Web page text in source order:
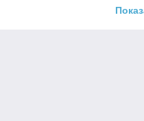
досягає предметів і людей,